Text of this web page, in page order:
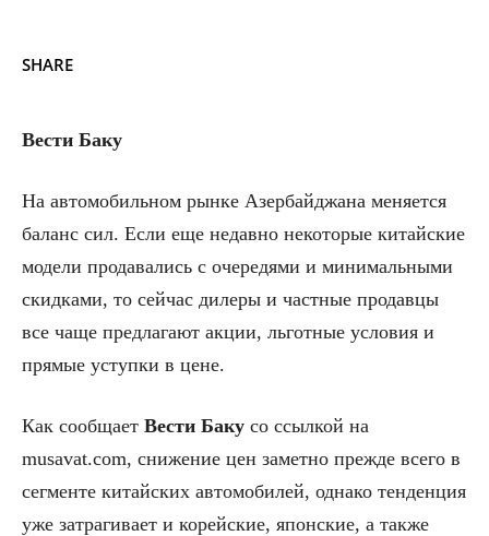
SHARE
Вести Баку
На автомобильном рынке Азербайджана меняется
баланс сил. Если еще недавно некоторые китайские
модели продавались с очередями и минимальными
скидками, то сейчас дилеры и частные продавцы
все чаще предлагают акции, льготные условия и
прямые уступки в цене.
Как сообщает Вести Баку со ссылкой на
musavat.com, снижение цен заметно прежде всего в
сегменте китайских автомобилей, однако тенденция
уже затрагивает и корейские, японские, а также